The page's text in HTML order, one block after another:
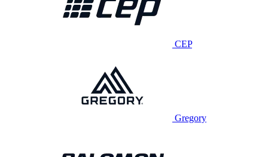
CEP
Gregory